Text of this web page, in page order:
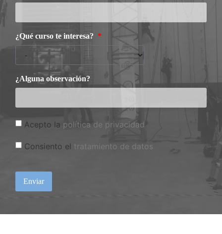
¿Qué curso te interesa?
¿Alguna observación?
Acepto la política de privacidad
Consiento el tratamiento de datos
Enviar